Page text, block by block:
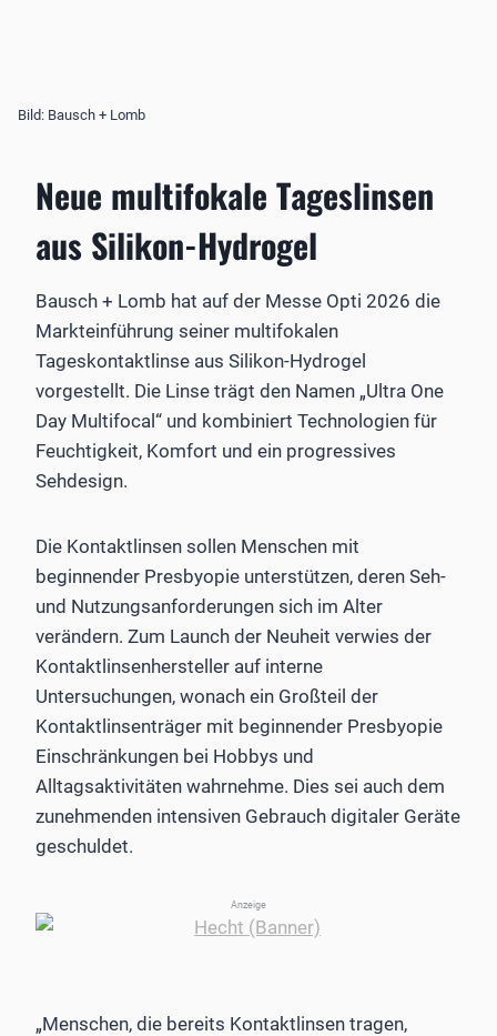
Bild: Bausch + Lomb
Neue multifokale Tageslinsen
aus Silikon-Hydrogel
Bausch + Lomb hat auf der Messe Opti 2026 die
Markteinführung seiner multifokalen
Tageskontaktlinse aus Silikon-Hydrogel
vorgestellt. Die Linse trägt den Namen „Ultra One
Day Multifocal“ und kombiniert Technologien für
Feuchtigkeit, Komfort und ein progressives
Sehdesign.
Die Kontaktlinsen sollen Menschen mit
beginnender Presbyopie unterstützen, deren Seh-
und Nutzungsanforderungen sich im Alter
verändern. Zum Launch der Neuheit verwies der
Kontaktlinsenhersteller auf interne
Untersuchungen, wonach ein Großteil der
Kontaktlinsenträger mit beginnender Presbyopie
Einschränkungen bei Hobbys und
Alltagsaktivitäten wahrnehme. Dies sei auch dem
zunehmenden intensiven Gebrauch digitaler Geräte
geschuldet.
Anzeige
„Menschen, die bereits Kontaktlinsen tragen,